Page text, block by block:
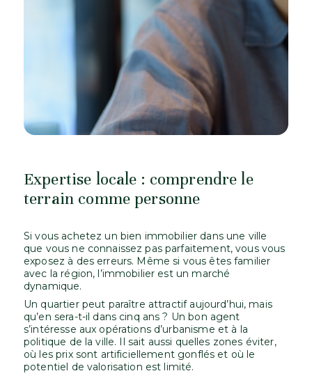
Expertise locale : comprendre le
terrain comme personne
Si vous achetez un bien immobilier dans une ville
que vous ne connaissez pas parfaitement, vous vous
exposez à des erreurs. Même si vous êtes familier
avec la région, l’immobilier est un marché
dynamique.
Un quartier peut paraître attractif aujourd’hui, mais
qu’en sera-t-il dans cinq ans ? Un bon agent
s’intéresse aux opérations d’urbanisme et à la
politique de la ville. Il sait aussi quelles zones éviter,
où les prix sont artificiellement gonflés et où le
potentiel de valorisation est limité.